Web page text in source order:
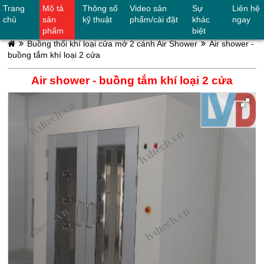
Buồng thổi khí loại cửa mở 2 cánh Air Shower
Air shower -
buồng tắm khí loại 2 cửa
Air shower - buồng tắm khí loại 2 cửa
Trang
chủ
Mô tả
sản
phẩm
Thông số
kỹ thuật
Video sản
phẩm/cài đặt
Sự
khác
biệt
Liên hệ
ngay